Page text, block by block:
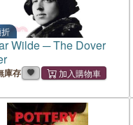
Wilde ─ The Dover
庫存